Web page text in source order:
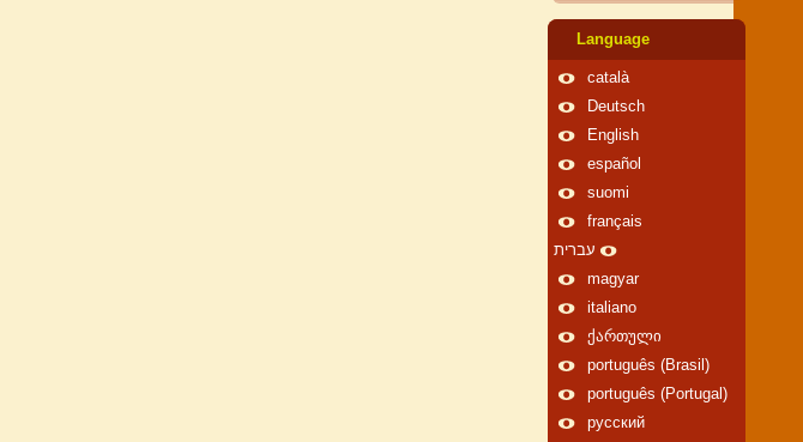
Language
català
Deutsch
English
español
suomi
français
עברית
magyar
italiano
ქართული
português (Brasil)
português (Portugal)
русский